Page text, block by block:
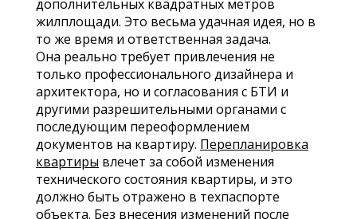
дополнительных квадратных метров
жилплощади. Это весьма удачная идея, но в
то же время и ответственная задача.
Она реально требует привлечения не
только профессионального дизайнера и
архитектора, но и согласования с БТИ и
другими разрешительными органами с
последующим переоформлением
документов на квартиру. Перепланировка
квартиры влечет за собой изменения
технического состояния квартиры, и это
должно быть отражено в техпаспорте
объекта. Без внесения изменений после